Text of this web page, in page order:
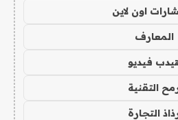
اون لاين
المعارف
فيديو
التقنية
التجارة